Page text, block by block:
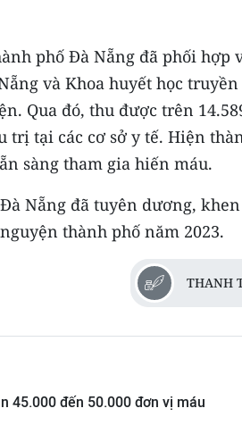
phố Đà Nẵng đã phối hợp
và Khoa huyết học truyền
Qua đó, thu được trên
trị tại các cơ sở y tế. Hiện
sàng tham gia hiến máu.
Nẵng đã tuyên dương, khen
thành phố năm 2023.
THANH
45.000 đến 50.000 đơn vị máu